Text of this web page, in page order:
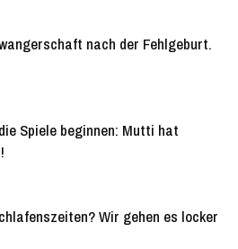
nach der Fehlgeburt.
Spiele beginnen: Mutti hat
Wir gehen es locker